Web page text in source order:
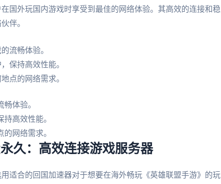
国外玩国内游戏时享受到最佳的网络体验。其高效的连接和稳
伴。
流畅体验。
保持高效性能。
点的网络需求。
体验。
高效性能。
网络需求。
久：高效连接游戏服务器
适合的回国加速器对于想要在海外畅玩《英雄联盟手游》的玩